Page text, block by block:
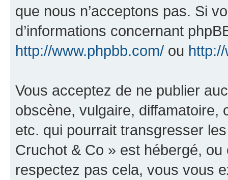
que nous n’acceptons pas. Si
d’informations concernant
http://www.phpbb.com/ ou
Vous acceptez de ne publier
obscène, vulgaire, diffamatoire,
etc. qui pourrait transgresser
Cruchot & Co » est hébergé,
respectez pas cela, vous vous